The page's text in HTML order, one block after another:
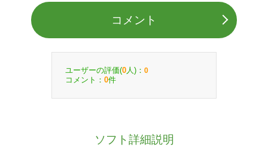
コメント
ユーザーの評価(0 人)： 0
コメント： 0件
ソフト詳細説明